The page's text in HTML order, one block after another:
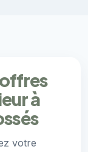
à
votre